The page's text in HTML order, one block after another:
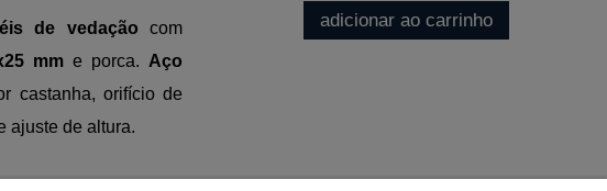
de vedação com
mme porca. Aço
castanha, orifício de
ajuste de altura.
adicionar ao carrinho